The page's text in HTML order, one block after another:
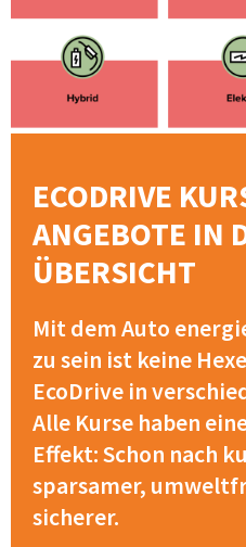
ECODRIVE
ANGEBOTE IN
ÜBERSICHT
Mit dem Auto
zu sein ist keine
EcoDrive in
Alle Kurse haben
Effekt: Schon nach
sparsamer,
sicherer.